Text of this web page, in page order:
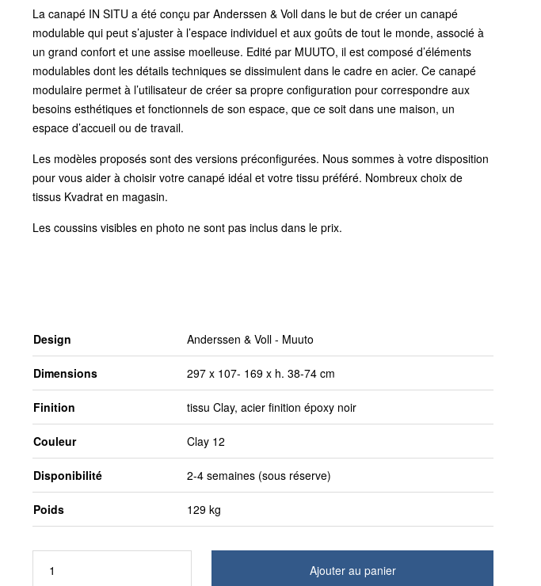
La canapé IN SITU a été conçu par Anderssen & Voll dans le but de créer un canapé
modulable qui peut s’ajuster à l’espace individuel et aux goûts de tout le monde, associé à
un grand confort et une assise moelleuse. Edité par MUUTO, il est composé d’éléments
modulables dont les détails techniques se dissimulent dans le cadre en acier. Ce canapé
modulaire permet à l’utilisateur de créer sa propre configuration pour correspondre aux
besoins esthétiques et fonctionnels de son espace, que ce soit dans une maison, un
espace d’accueil ou de travail.
Les modèles proposés sont des versions préconfigurées. Nous sommes à votre disposition
pour vous aider à choisir votre canapé idéal et votre tissu préféré. Nombreux choix de
tissus Kvadrat en magasin.
Les coussins visibles en photo ne sont pas inclus dans le prix.
Design Anderssen & Voll - Muuto
Dimensions 297 x 107- 169 x h. 38-74 cm
Finition tissu Clay, acier finition époxy noir
Couleur Clay 12
Disponibilité 2-4 semaines (sous réserve)
Poids 129 kg
Ajouter au panier